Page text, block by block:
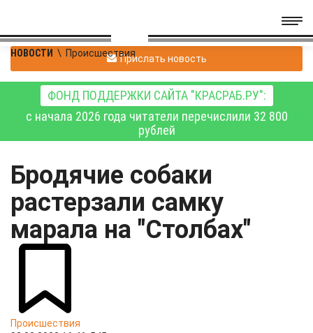
НОВОСТИ \ ПроисшествияПрислать новость
ФОНД ПОДДЕРЖКИ САЙТА "КРАСРАБ.РУ":
с начала 2026 года читатели перечислили 32 800
рублей
Бродячие собаки
растерзали самку
марала на "Столбах"
Происшествия